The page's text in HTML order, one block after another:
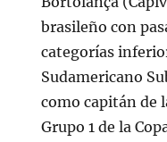
brasileño con
categorías
Sudamericano
como capitán de
Grupo 1 de la